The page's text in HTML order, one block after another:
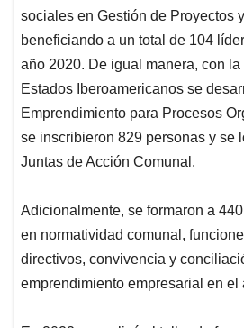
sociales en Gestión de Proyectos
beneficiando a un total de 104
año 2020. De igual manera, con
Estados Iberoamericanos se
Emprendimiento para Procesos
se inscribieron 829 personas y se
Juntas de Acción Comunal.
Adicionalmente, se formaron a
en normatividad comunal,
directivos, convivencia y
emprendimiento empresarial en el